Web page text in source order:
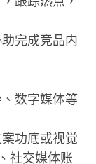
完成竞品内
数字媒体等
功底或视觉
社交媒体账